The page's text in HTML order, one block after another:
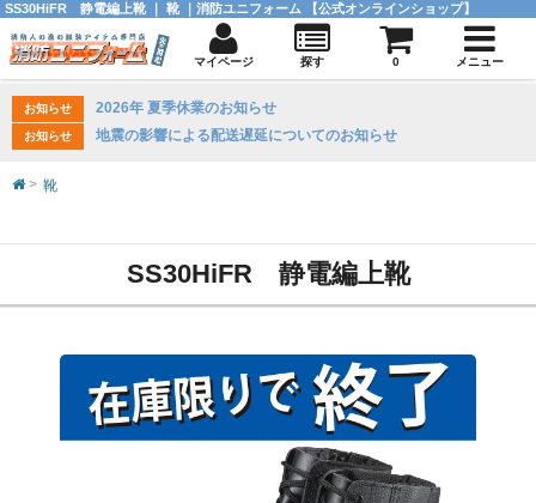
お知らせ 2026年 夏季休業のお知らせ
お知らせ 地震の影響による配送遅延についてのお知らせ
靴
SS30HiFR 静電編上靴
SS30HiFR 静電編上靴 ｜ 靴 ｜消防ユニフォーム 【公式オンラインショップ】
マイページ 探す 0 メニュー